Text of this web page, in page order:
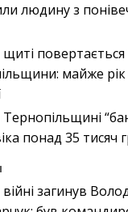
людину з
майже рік
понад 35 тисяч
загинув